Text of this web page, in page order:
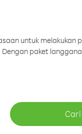
untuk
paket